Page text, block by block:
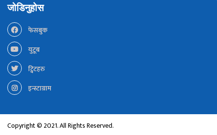
जोडिनुहोस
फेसबुक
युटूब
ट्विटहरु
इन्स्टाग्राम
Copyright © 2021. All Rights Reserved.